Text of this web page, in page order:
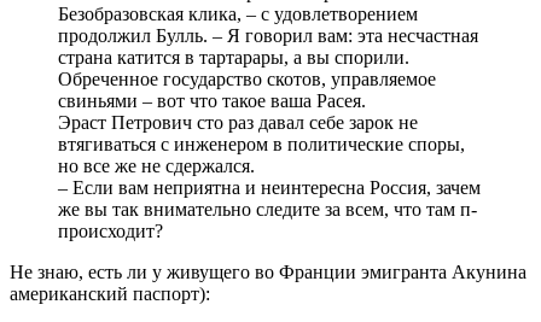
Безобразовская клика, – с удовлетворением
продолжил Булль. – Я говорил вам: эта несчастная
страна катится в тартарары, а вы спорили.
Обреченное государство скотов, управляемое
свиньями – вот что такое ваша Расея.
Эраст Петрович сто раз давал себе зарок не
втягиваться с инженером в политические споры,
но все же не сдержался.
– Если вам неприятна и неинтересна Россия, зачем
же вы так внимательно следите за всем, что там п-
происходит?
Не знаю, есть ли у живущего во Франции эмигранта Акунина
американский паспорт):